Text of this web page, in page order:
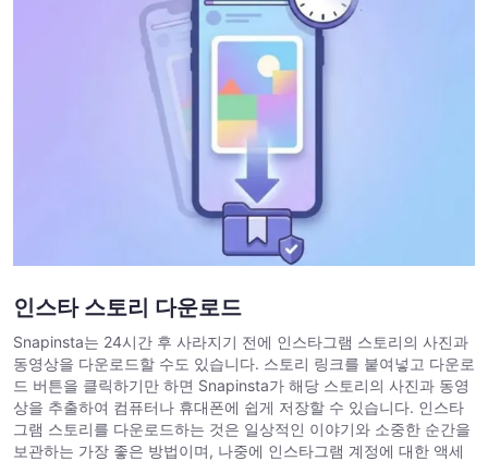
인스타 스토리 다운로드
Snapinsta는 24시간 후 사라지기 전에 인스타그램 스토리의 사진과
동영상을 다운로드할 수도 있습니다. 스토리 링크를 붙여넣고 다운로
드 버튼을 클릭하기만 하면 Snapinsta가 해당 스토리의 사진과 동영
상을 추출하여 컴퓨터나 휴대폰에 쉽게 저장할 수 있습니다. 인스타
그램 스토리를 다운로드하는 것은 일상적인 이야기와 소중한 순간을
보관하는 가장 좋은 방법이며, 나중에 인스타그램 계정에 대한 액세